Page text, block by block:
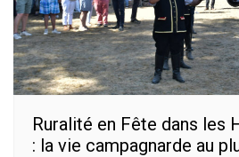
Ruralité en Fête dans les
: la vie campagnarde au